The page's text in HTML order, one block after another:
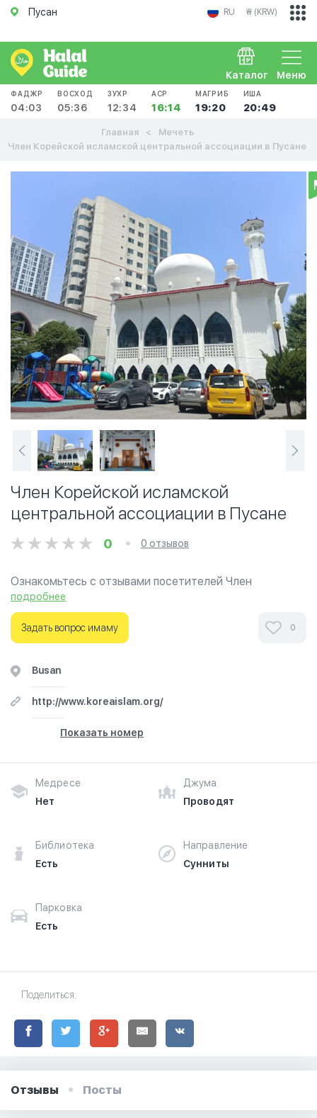
Пусан RU ₩ (KRW)
Меню
Каталог
ФАДЖР
04:03
ВОСХОД
05:36
ЗУХР
12:34
АСР
16:14
МАГРИБ
19:20
ИША
20:49
Главная
Мечеть
Член Корейской исламской центральной ассоциации в Пусане
Член Корейской исламской
центральной ассоциации в Пусане
0 0 отзывов
Ознакомьтесь с отзывами посетителей Член
Корейской исламской центральной ассоциации в
Пусане в г.Пусан на фотографиях и узнайте о часах
работы. Ваше духовное путешествие начинается
здесь.
подробнее
Задать вопрос имаму 0
Busan
http://www.koreaislam.org/
Показать номер
Медресе
Нет
Джума
Проводят
Библиотека
Есть
Направление
Сунниты
Парковка
Есть
Поделиться:
Отзывы Посты